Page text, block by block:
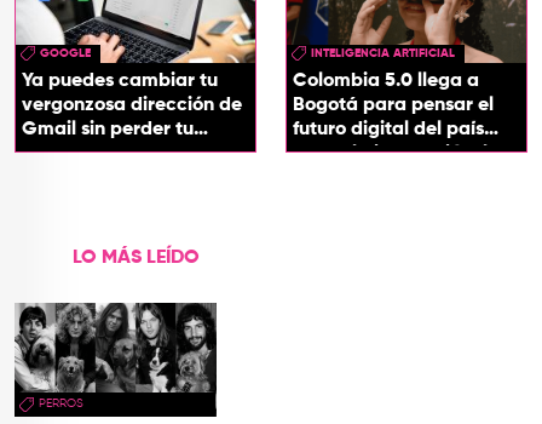
GOOGLE
Ya puedes cambiar tu
vergonzosa dirección de
Gmail sin perder tu
cuenta
INTELIGENCIA ARTIFICIAL
Colombia 5.0 llega a
Bogotá para pensar el
futuro digital del país
desde la innovación, la
LO MÁS LEÍDO
PERROS